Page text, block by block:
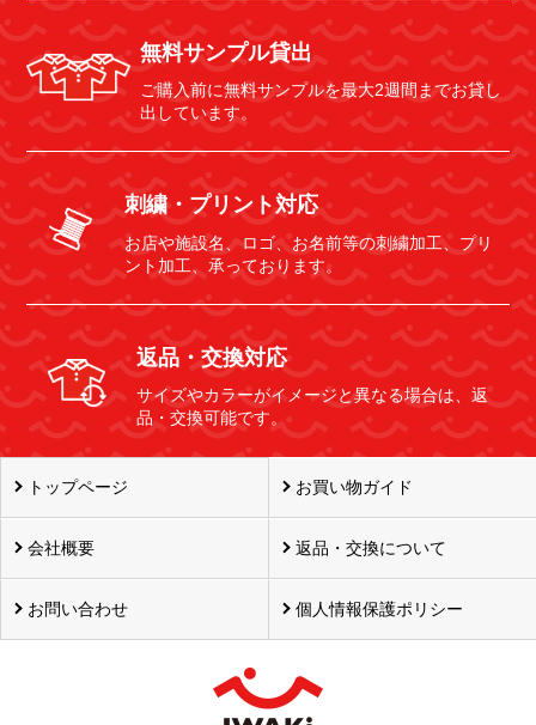
無料サンプル貸出
ご購入前に無料サンプルを最大2週間までお貸し
出しています。
刺繍・プリント対応
お店や施設名、ロゴ、お名前等の刺繍加工、プリ
ント加工、承っております。
返品・交換対応
サイズやカラーがイメージと異なる場合は、返
品・交換可能です。
トップページ お買い物ガイド
会社概要 返品・交換について
お問い合わせ 個人情報保護ポリシー